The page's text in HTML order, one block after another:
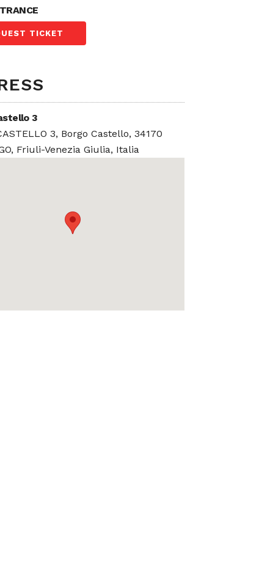
TICKET
3
3, Borgo Castello, 34170
Friuli-Venezia Giulia, Italia